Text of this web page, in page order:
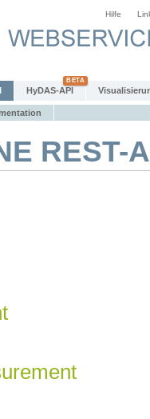
Hilfe
HyDAS-API